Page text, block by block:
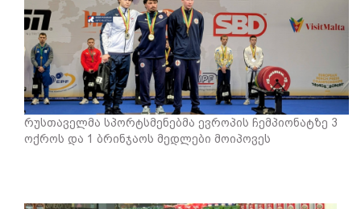
რუსთაველმა სპორტსმენებმა ევროპის ჩემპიონატზე 3
ოქროს და 1 ბრინჯაოს მედლები მოიპოვეს